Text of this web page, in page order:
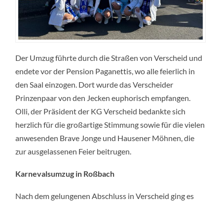
Der Umzug führte durch die Straßen von Verscheid und
endete vor der Pension Paganettis, wo alle feierlich in
den Saal einzogen. Dort wurde das Verscheider
Prinzenpaar von den Jecken euphorisch empfangen.
Olli, der Präsident der KG Verscheid bedankte sich
herzlich für die großartige Stimmung sowie für die vielen
anwesenden Brave Jonge und Hausener Möhnen, die
zur ausgelassenen Feier beitrugen.
Karnevalsumzug in Roßbach
Nach dem gelungenen Abschluss in Verscheid ging es